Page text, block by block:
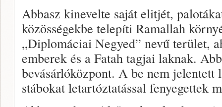
Abbasz kinevelte saját elitjét,
közösségekbe telepíti Ramallah
„Diplomáciai Negyed” nevű terület,
emberek és a Fatah tagjai laknak.
bevásárlóközpont. A be nem jelentett
stábokat letartóztatással fenyegettek